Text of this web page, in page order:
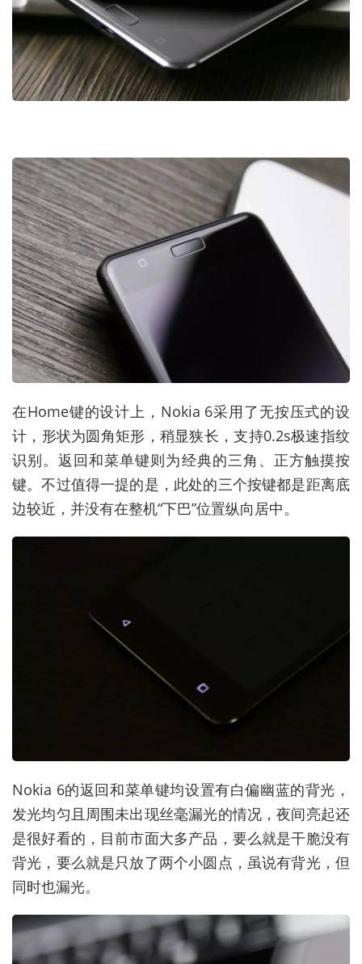
在Home键的设计上，Nokia 6采用了无按压式的设
计，形状为圆角矩形，稍显狭长，支持0.2s极速指纹
识别。返回和菜单键则为经典的三角、正方触摸按
键。不过值得一提的是，此处的三个按键都是距离底
边较近，并没有在整机“下巴”位置纵向居中。
Nokia 6的返回和菜单键均设置有白偏幽蓝的背光，
发光均匀且周围未出现丝毫漏光的情况，夜间亮起还
是很好看的，目前市面大多产品，要么就是干脆没有
背光，要么就是只放了两个小圆点，虽说有背光，但
同时也漏光。